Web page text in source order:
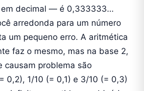
em decimal — é 0,333333…
arredonda para um número
um pequeno erro. A aritmética
faz o mesmo, mas na base 2,
causam problema são
0,2), 1/10 (= 0,1) e 3/10 (= 0,3)